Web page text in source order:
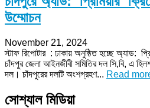
উম্মোচন
November 21, 2024
স্টাফ রিপোটার : ঢাকায় অনুষ্ঠিত হচ্ছে অ্যাড:
চাঁদপুর জেলা আইনজীবী সমিতির দল সি,বি, এ
দল। চাঁদপুরের দলটি অংশগ্রহণ... Read
সোশ্যাল মিডিয়া